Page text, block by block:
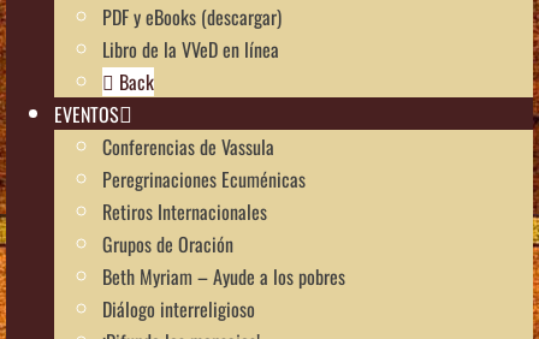
PDF y eBooks (descargar)
Libro de la VVeD en línea
Back
EVENTOS
Conferencias de Vassula
Peregrinaciones Ecuménicas
Retiros Internacionales
Grupos de Oración
Beth Myriam – Ayude a los pobres
Diálogo interreligioso